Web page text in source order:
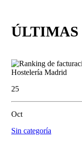
25
Oct
Sin categoría